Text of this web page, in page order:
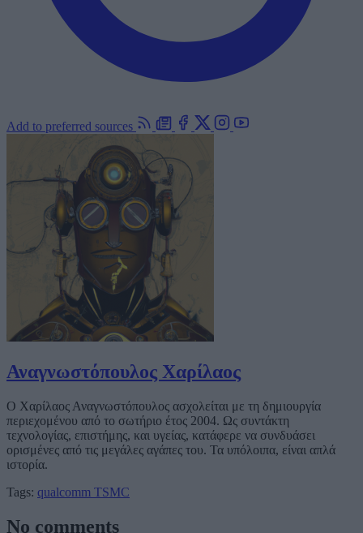
Add to preferred sources
Αναγνωστόπουλος Χαρίλαος
Ο Χαρίλαος Αναγνωστόπουλος ασχολείται με τη δημιουργία
περιεχομένου από το σωτήριο έτος 2004. Ως συντάκτη
τεχνολογίας, επιστήμης, και υγείας, κατάφερε να συνδυάσει
ορισμένες από τις μεγάλες αγάπες του. Τα υπόλοιπα, είναι απλά
ιστορία.
Tags: qualcomm TSMC
No comments